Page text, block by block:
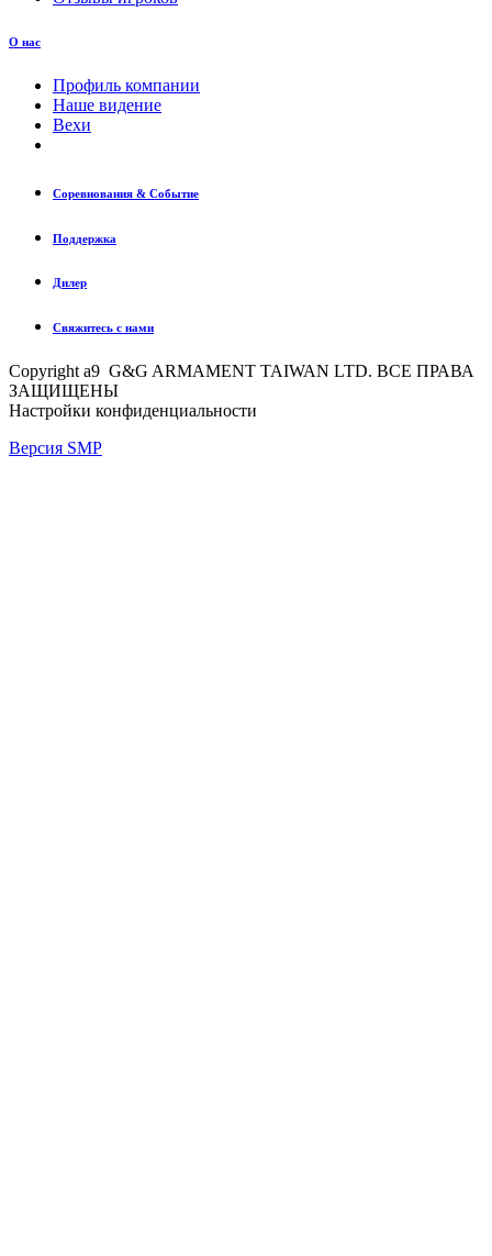
О нас
Профиль компании
Наше видение
Вехи
Соревнования & Событие
Поддержка
Дилер
Свяжитесь с нами
Copyright a9 G&G ARMAMENT TAIWAN LTD. ВСЕ ПРАВА
ЗАЩИЩЕНЫ
Настройки конфиденциальности
Версия SMP